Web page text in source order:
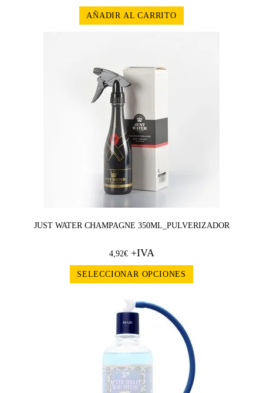
AÑADIR AL CARRITO
JUST WATER CHAMPAGNE 350ML_PULVERIZADOR
4,92€+IVA
SELECCIONAR OPCIONES